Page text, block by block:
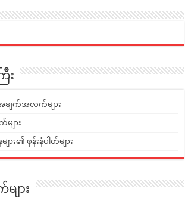
း
ချက်အလက်များ
များ
ား၏ ဖုန်းနံပါတ်များ
များ